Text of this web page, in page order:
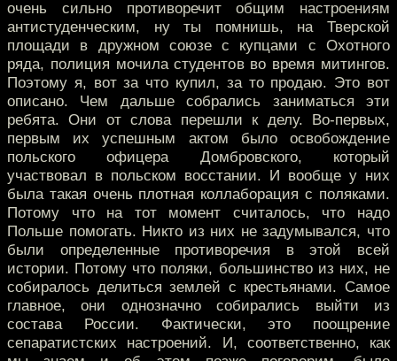
очень сильно противоречит общим настроениям
антистуденческим, ну ты помнишь, на Тверской
площади в дружном союзе с купцами с Охотного
ряда, полиция мочила студентов во время митингов.
Поэтому я, вот за что купил, за то продаю. Это вот
описано. Чем дальше собрались заниматься эти
ребята. Они от слова перешли к делу. Во-первых,
первым их успешным актом было освобождение
польского офицера Домбровского, который
участвовал в польском восстании. И вообще у них
была такая очень плотная коллаборация с поляками.
Потому что на тот момент считалось, что надо
Польше помогать. Никто из них не задумывался, что
были определенные противоречия в этой всей
истории. Потому что поляки, большинство из них, не
собиралось делиться землей с крестьянами. Самое
главное, они однозначно собирались выйти из
состава России. Фактически, это поощрение
сепаратистских настроений. И, соответственно, как